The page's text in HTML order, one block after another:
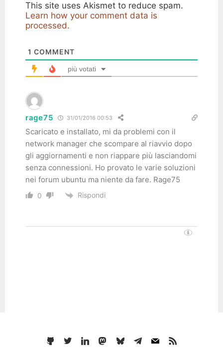
This site uses Akismet to reduce spam.
Learn how your comment data is
processed.
1 COMMENT
più votati
rage75 31/01/2016 00:53
Scaricato e installato, mi da problemi con il
network manager che scompare al riavvio dopo
gli aggiornamenti e non riappare più lasciandomi
senza connessioni. Ho provato le varie soluzioni
nei forum ubuntu ma niente da fare. Rage75
0 Rispondi